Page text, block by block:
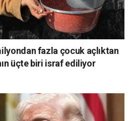
fazla çocuk açlıktan
üçte biri israf ediliyor